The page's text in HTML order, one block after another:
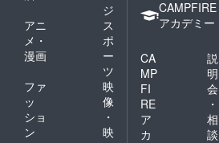
ジ
アニ
メ・
漫画
ス
ポ
ー
ツ
ファ
ッ
ショ
ン
映
像
・
映
CAMPFIRE
アカデミー
CA
MP
FI
RE
ア
カ
説
明
会
・
相
談